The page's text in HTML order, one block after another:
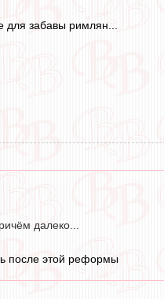
для забавы римлян...
далеко...
после этой реформы